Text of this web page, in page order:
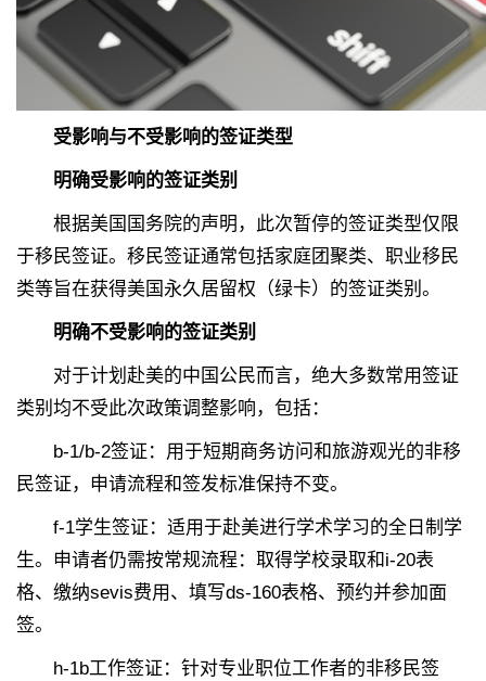
受影响与不受影响的签证类型
明确受影响的签证类别
根据美国国务院的声明，此次暂停的签证类型仅限
于移民签证。移民签证通常包括家庭团聚类、职业移民
类等旨在获得美国永久居留权（绿卡）的签证类别。
明确不受影响的签证类别
对于计划赴美的中国公民而言，绝大多数常用签证
类别均不受此次政策调整影响，包括：
b-1/b-2签证：用于短期商务访问和旅游观光的非移
民签证，申请流程和签发标准保持不变。
f-1学生签证：适用于赴美进行学术学习的全日制学
生。申请者仍需按常规流程：取得学校录取和i-20表
格、缴纳sevis费用、填写ds-160表格、预约并参加面
签。
h-1b工作签证：针对专业职位工作者的非移民签